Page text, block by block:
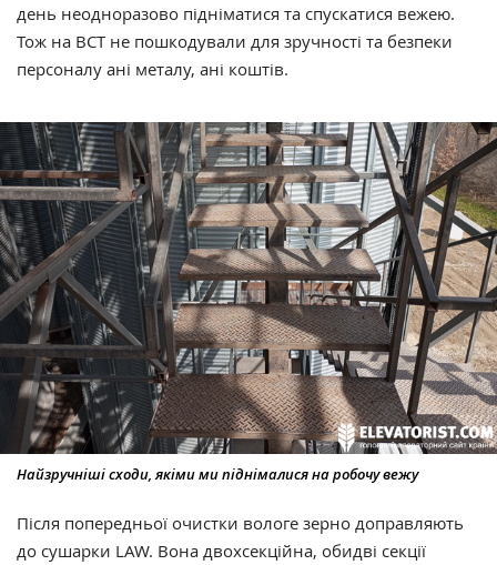
день неодноразово підніматися та спускатися вежею.
Тож на ВСТ не пошкодували для зручності та безпеки
персоналу ані металу, ані коштів.
Найзручніші сходи, якіми ми піднімалися на робочу вежу
Після попередньої очистки вологе зерно доправляють
до сушарки LAW. Вона двохсекційна, обидві секції